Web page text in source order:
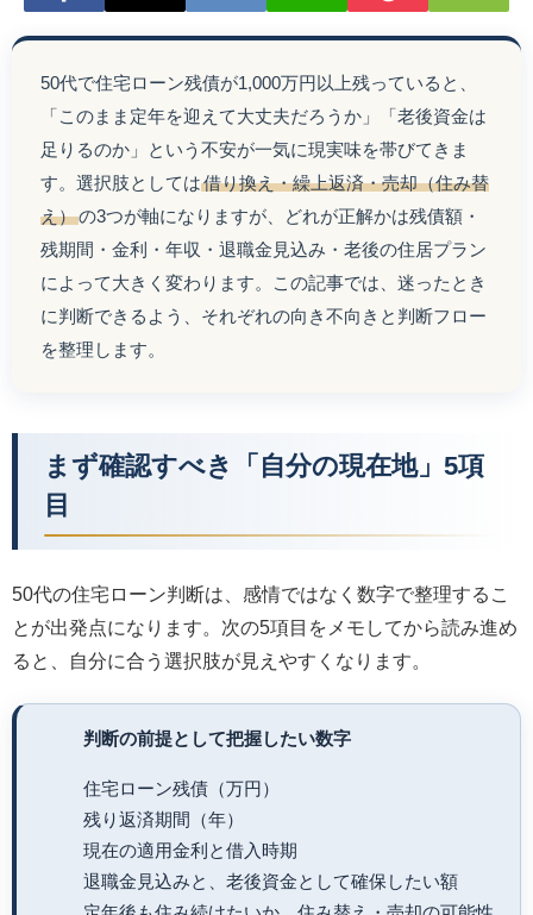
50代で住宅ローン残債が1,000万円以上残っていると、
「このまま定年を迎えて大丈夫だろうか」「老後資金は
足りるのか」という不安が一気に現実味を帯びてきま
す。選択肢としては 借り換え・繰上返済・売却（住み替
え）の3つが軸になりますが、どれが正解かは残債額・
残期間・金利・年収・退職金見込み・老後の住居プラン
によって大きく変わります。この記事では、迷ったとき
に判断できるよう、それぞれの向き不向きと判断フロー
を整理します。
まず確認すべき「自分の現在地」5項
目
50代の住宅ローン判断は、感情ではなく数字で整理するこ
とが出発点になります。次の5項目をメモしてから読み進め
ると、自分に合う選択肢が見えやすくなります。
判断の前提として把握したい数字
住宅ローン残債（万円）
残り返済期間（年）
現在の適用金利と借入時期
退職金見込みと、老後資金として確保したい額